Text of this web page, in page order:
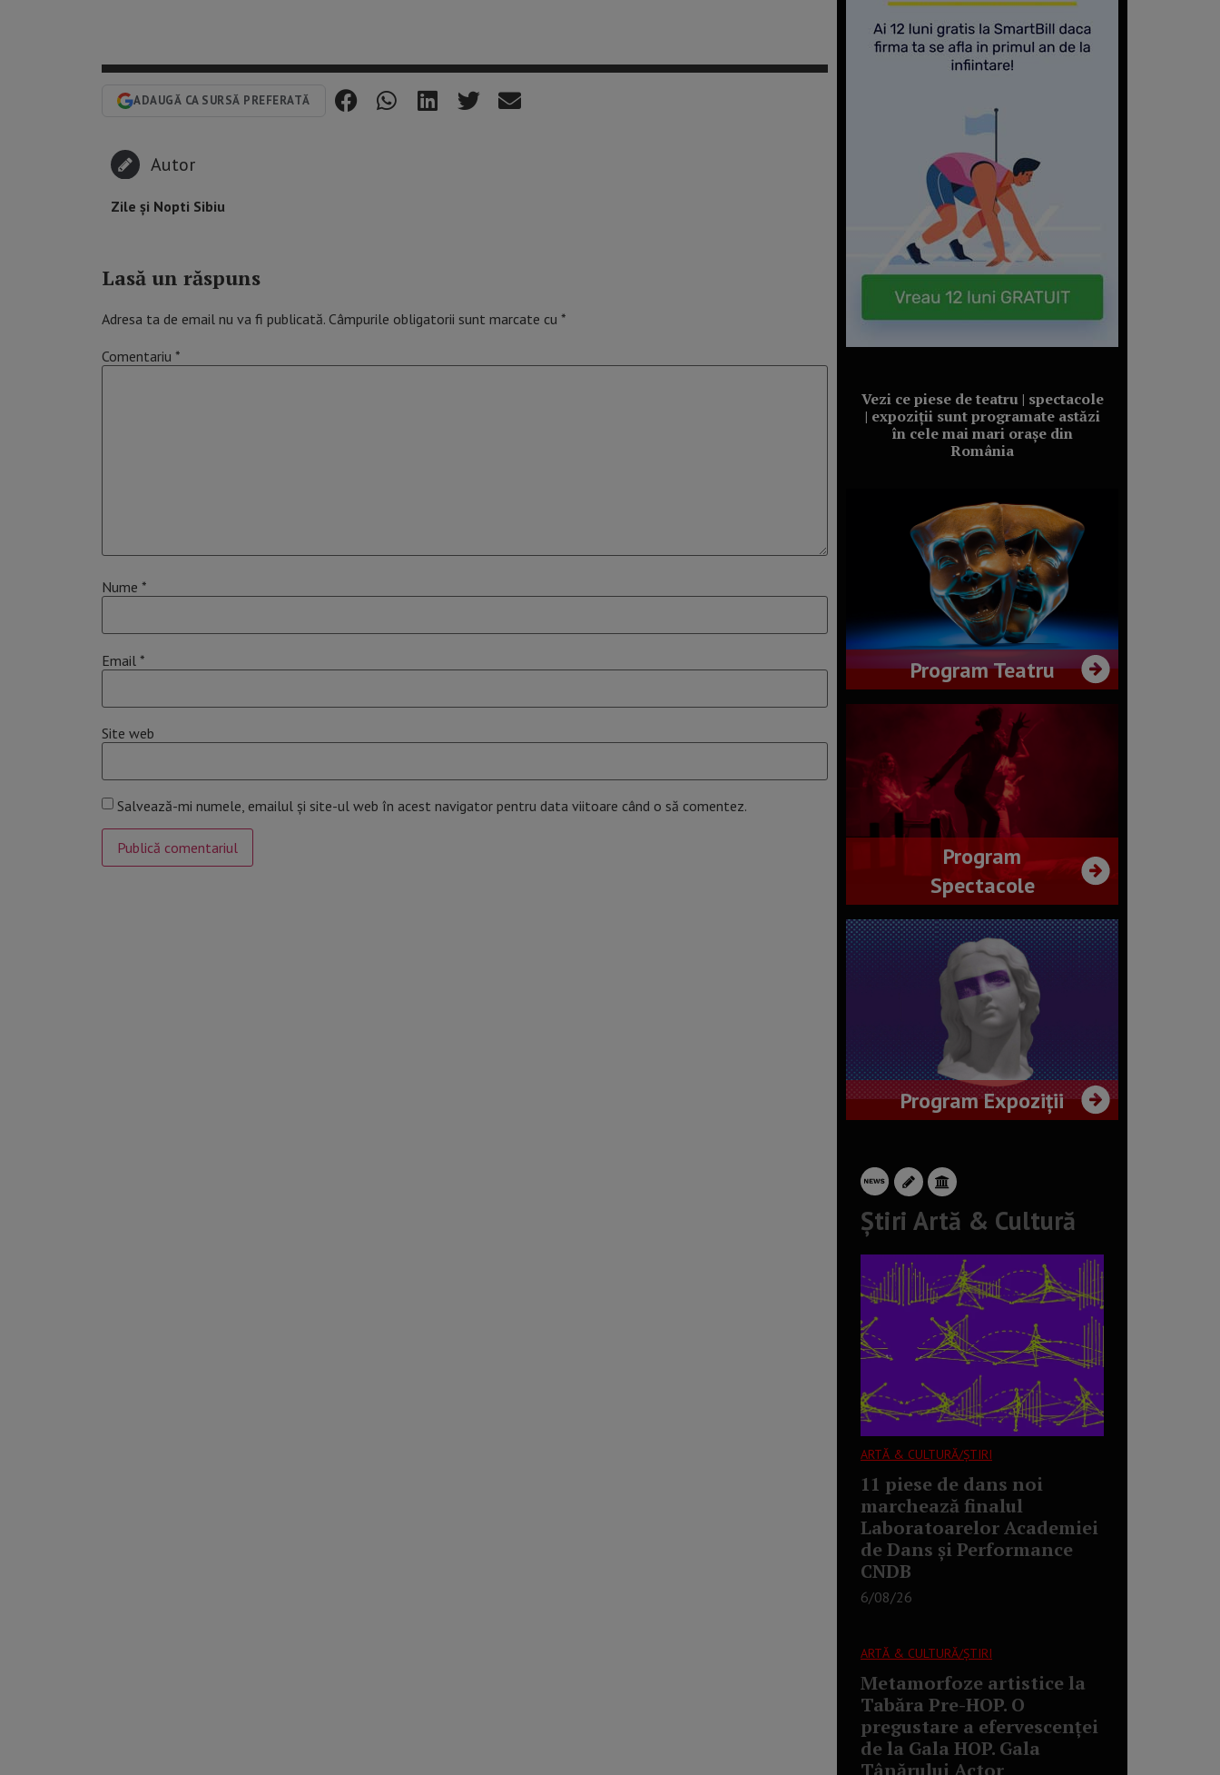
ADAUGĂ CA SURSĂ PREFERATĂ
Autor
Zile și Nopti Sibiu
Lasă un răspuns
Adresa ta de email nu va fi publicată. Câmpurile obligatorii sunt marcate cu *
Comentariu *
Nume *
Email *
Site web
Salvează-mi numele, emailul și site-ul web în acest navigator pentru data viitoare când o să comentez.
Vezi ce piese de teatru | spectacole
| expoziții sunt programate astăzi
în cele mai mari orașe din
România
Program Teatru
Program
Spectacole
Program Expoziții
Știri Artă & Cultură
ARTĂ & CULTURĂ/ȘTIRI
11 piese de dans noi
marchează finalul
Laboratoarelor Academiei
de Dans și Performance
CNDB
6/08/26
ARTĂ & CULTURĂ/ȘTIRI
Metamorfoze artistice la
Tabăra Pre-HOP. O
pregustare a efervescenței
de la Gala HOP. Gala
Tânărului Actor